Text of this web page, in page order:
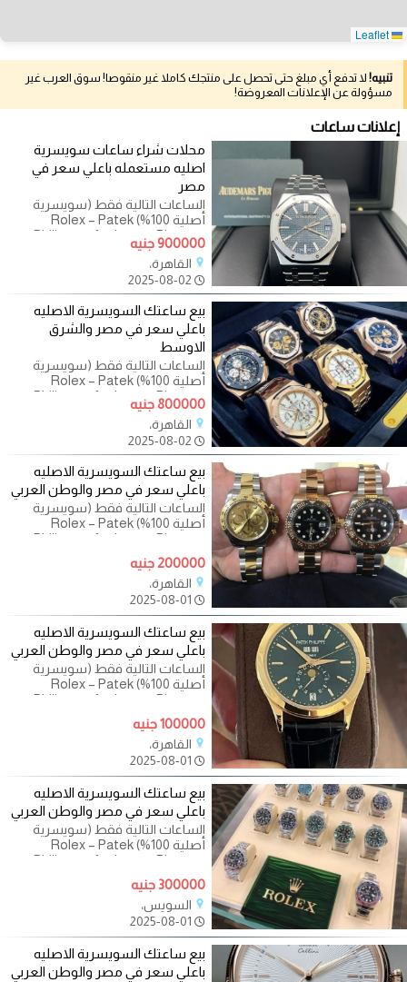
تنبيه! لا تدفع أي مبلغ حتى تحصل على منتجك كاملا غير منقوصا! سوق العرب غير
مسؤولة عن الإعلانات المعروضة!
إعلانات ساعات
محلات شراء ساعات سويسرية
اصليه مستعمله باعلي سعر في
مصر
الساعات التالية فقط (سويسرية
أصلية 100%) Rolex – Patek
Philippe – Audemars Piguet –
Richard Mille Omega – Cartier –
Vacheron Constantin
900000 جنيه
القاهرة،
بيع ساعتك السويسرية الاصليه
باعلي سعر في مصر والشرق
الاوسط
الساعات التالية فقط (سويسرية
أصلية 100%) Rolex – Patek
Philippe – Audemars Piguet –
Richard Mille Omega – Cartier –
Vacheron Constantin
800000 جنيه
القاهرة،
بيع ساعتك السويسرية الاصليه
باعلي سعر في مصر والوطن العربي
الساعات التالية فقط (سويسرية
أصلية 100%) Rolex – Patek
Philippe – Audemars Piguet –
Richard Mille Omega – Cartier –
Vacheron Constantin
200000 جنيه
القاهرة،
بيع ساعتك السويسرية الاصليه
باعلي سعر في مصر والوطن العربي
الساعات التالية فقط (سويسرية
أصلية 100%) Rolex – Patek
Philippe – Audemars Piguet –
Richard Mille Omega – Cartier –
Vacheron Constantin
100000 جنيه
القاهرة،
بيع ساعتك السويسرية الاصليه
باعلي سعر في مصر والوطن العربي
الساعات التالية فقط (سويسرية
أصلية 100%) Rolex – Patek
Philippe – Audemars Piguet –
Richard Mille Omega – Cartier –
Vacheron Constantin
300000 جنيه
السويس،
بيع ساعتك السويسرية الاصليه
باعلي سعر في مصر والوطن العربي